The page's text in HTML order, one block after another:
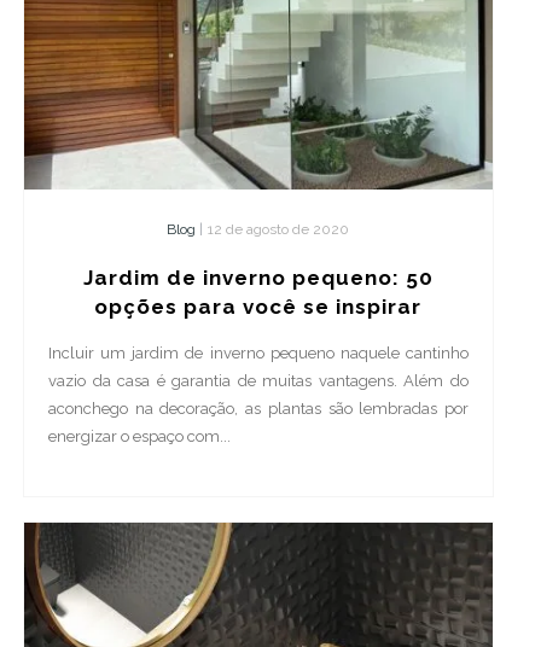
Blog 12 de agosto de 2020
Jardim de inverno pequeno: 50
opções para você se inspirar
Incluir um jardim de inverno pequeno naquele cantinho
vazio da casa é garantia de muitas vantagens. Além do
aconchego na decoração, as plantas são lembradas por
energizar o espaço com...